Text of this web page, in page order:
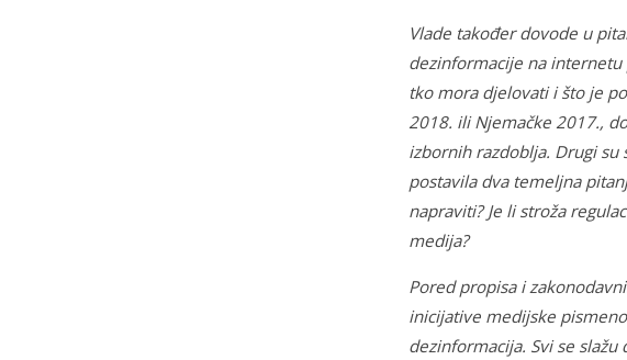
Vlade također dovode u
dezinformacije na
tko mora djelovati i što je
2018. ili Njemačke 2017.,
izbornih razdoblja. Drugi su
postavila dva temeljna
napraviti? Je li stroža
medija?
Pored propisa i
inicijative medijske
dezinformacija. Svi se